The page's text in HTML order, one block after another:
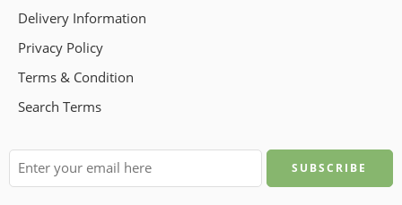
Delivery Information
Privacy Policy
Terms & Condition
Search Terms